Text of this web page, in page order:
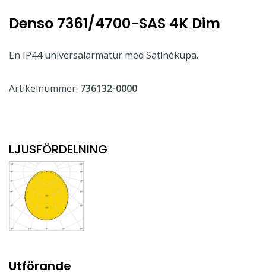
Denso 7361/4700-SAS 4K Dim
En IP44 universalarmatur med Satinékupa.
Artikelnummer: 736132-0000
LJUSFÖRDELNING
Utförande